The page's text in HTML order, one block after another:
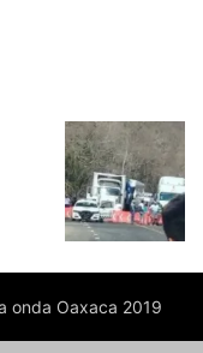
onda Oaxaca 2019